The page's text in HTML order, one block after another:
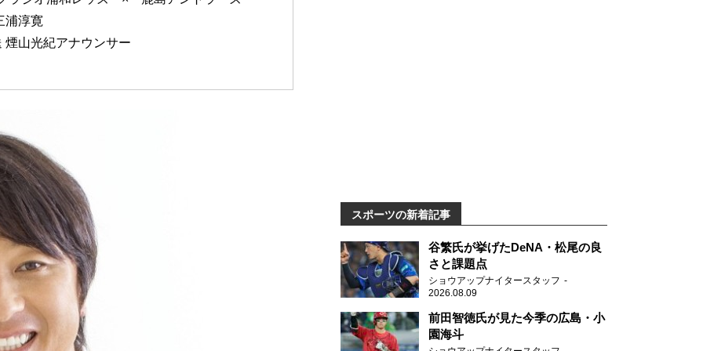
浦淳寛
煙山光紀アナウンサー
スポーツの新着記事
谷繁氏が挙げたDeNA・松尾の良
さと課題点
ショウアップナイタースタッフ
2026.08.09
前田智徳氏が見た今季の広島・小
園海斗